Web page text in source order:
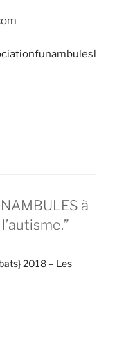
à
2018 – Les